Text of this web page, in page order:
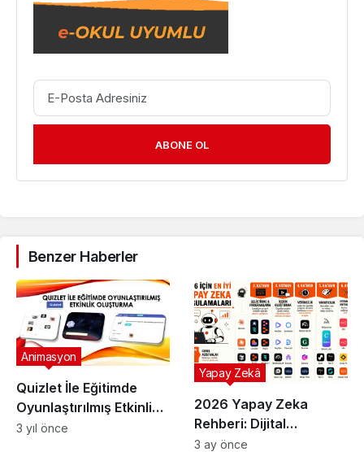
ABONE OL
Benzer Haberler
Quizlet İle Eğitimde
Oyunlaştırılmış Etkinlik
Oluşturma
Animasyon
3 yıl önce
2026 Yapay Zeka
Rehberi: Dijital
Dönüşümün 6 Temel
Yapay Zekâ
3 ay önce